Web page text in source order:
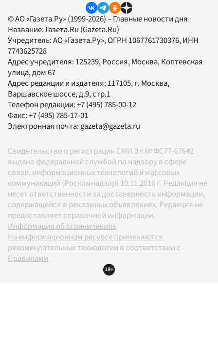
© АО «Газета.Ру» (1999-2026) – Главные новости дня
Название: Газета.Ru (Gazeta.Ru)
Учредитель:АО «Газета.Ру», ОГРН 1067761730376, ИНН
7743625728
Адрес учредителя: 125239, Россия, Москва, Коптевская
улица, дом 67
Адрес редакции и издателя: 117105, г. Москва,
Варшавское шоссе, д.9, стр.1
Телефон редакции:+7 (495) 785-00-12
Факс:+7 (495) 785-17-01
Электронная почта:gazeta@gazeta.ru
Свидетельство о регистрации СМИ Эл № ФС77-67642
выдано федеральной службой по надзору в сфере
связи, информационных технологий и массовых
коммуникаций (Роскомнадзор) 10.11.2016 г. Редакция не
несет ответственности за достоверность информации,
содержащейся в рекламных объявлениях. Редакция не
предоставляет справочной информации.
Информация об ограничениях
На информационном ресурсе применяются
рекомендательные технологии в соответствии с
Правилами
18+